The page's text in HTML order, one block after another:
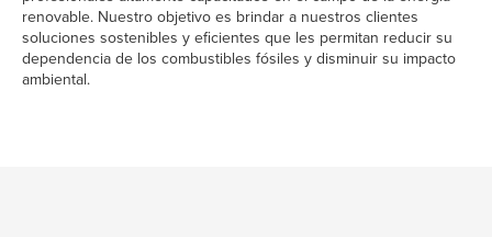
renovable. Nuestro objetivo es brindar a nuestros clientes
soluciones sostenibles y eficientes que les permitan reducir su
dependencia de los combustibles fósiles y disminuir su impacto
ambiental.